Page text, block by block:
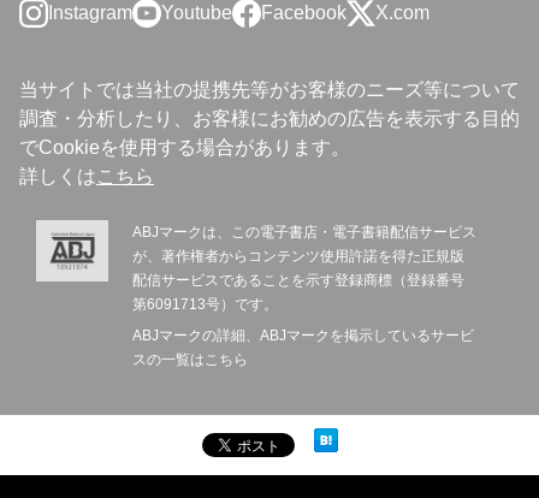
Instagram Youtube Facebook X.com
当サイトでは当社の提携先等がお客様のニーズ等について
調査・分析したり、お客様にお勧めの広告を表示する目的
でCookieを使用する場合があります。
詳しくはこちら
ABJマークは、この電子書店・電子書籍配信サービス
が、著作権者からコンテンツ使用許諾を得た正規版
配信サービスであることを示す登録商標（登録番号
第6091713号）です。
ABJマークの詳細、ABJマークを掲示しているサービ
スの一覧は こちら